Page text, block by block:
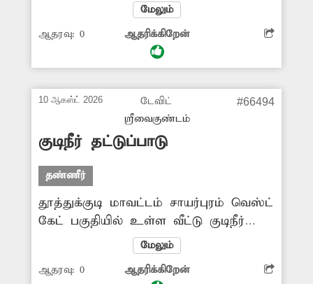
விலக்கின் மேற்கில் மெயின் ரோட்டில்
சிறு பாலத்தின் குடிநீர் குழாய்
செல்கிறது. இந்த குழாயில் உடைப்பு
ஏற்பட்டு பல மாதங்களாக தண்ணீர்
நிற்கிறது. எனவே சம்பந்தப்பட்ட
அதிகாரிகள் தண்ணீர் வீணாவதை தடுக்க
நடவடிக்கை எடுக்கும்படி வேண்டுகிறேன்.
மேலும்
ஆதரவு: 0 ஆதரிக்கிறேன்
10 ஆகஸ்ட் 2026
டேவிட்
ஸ்ரீவைகுண்டம்
#66494
குடிநீர் தட்டுப்பாடு
தண்ணீர்
தூத்துக்குடி மாவட்டம் சாயர்புரம் வெஸ்ட்
கேட் பகுதியில் உள்ள வீட்டு குடிநீர்
இணைப்புகளில் கடந்த ஒரு மாதத்திற்கு
மேலாக சீரான குடிநீர் வினியோகம்
இல்லை. குடிநீர் வினியோகிக்கப்படுகிற
மேலும்
ஆதரவு: 0 ஆதரிக்கிறேன்